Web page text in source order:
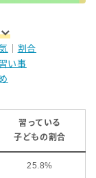
割合
い事
習っている
子どもの割合
25.8%